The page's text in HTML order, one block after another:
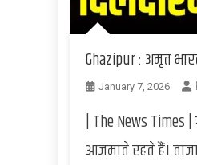
Ghazipur : अमृत
January 7, 2026
| The News Times
आजमाते रहते हैं।